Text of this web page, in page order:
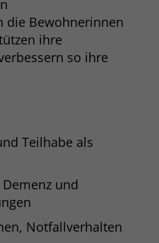
die Bewohnerinnen
ihre
so ihre
Teilhabe als
und
Notfallverhalten
bei.
die Einstellungen
Website zu speichern.
gewährleistet, dass
späteren Besuchen
durchgeführt